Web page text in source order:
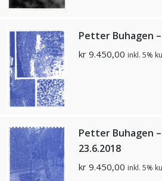
Petter Buhagen
kr 9.450,00 inkl. 5%
Petter Buhagen
23.6.2018
kr 9.450,00 inkl. 5%